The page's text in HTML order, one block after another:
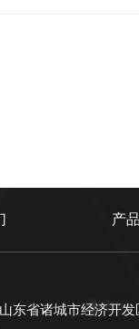
产
东省诸城市经济开